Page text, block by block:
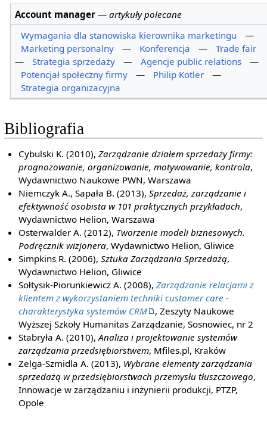
Account manager —artykuły polecane
Wymagania dla stanowiska kierownika marketingu
—
Marketing personalny
— Konferencja —
Trade fair
—
Strategia sprzedaży — Agencje public relations
—
Potencjał społeczny firmy
— Philip Kotler
—
Strategia organizacyjna
Bibliografia
Cybulski K. (2010),Zarządzanie działem sprzedaży firmy:
prognozowanie, organizowanie, motywowanie, kontrola,
Wydawnictwo Naukowe PWN, Warszawa
Niemczyk A., Sapała B. (2013),Sprzedaż, zarządzanie i
efektywność osobista w 101 praktycznych przykładach,
Wydawnictwo Helion, Warszawa
Osterwalder A. (2012), Tworzenie modeli biznesowych.
Podręcznik wizjonera, Wydawnictwo Helion, Gliwice
Simpkins R. (2006),Sztuka Zarządzania Sprzedażą,
Wydawnictwo Helion, Gliwice
Sołtysik-Piorunkiewicz A. (2008),Zarządzanie relacjami z
klientem z wykorzystaniem techniki customer care -
charakterystyka systemów CRM
, Zeszyty Naukowe
Wyższej Szkoły Humanitas Zarządzanie, Sosnowiec, nr 2
Stabryła A. (2010),Analiza i projektowanie systemów
zarządzania przedsiębiorstwem, Mfiles.pl, Kraków
Zelga-Szmidla A. (2013), Wybrane elementy zarządzania
sprzedażą w przedsiębiorstwach przemysłu tłuszczowego,
Innowacje w zarządzaniu i inżynierii produkcji, PTZP,
Opole